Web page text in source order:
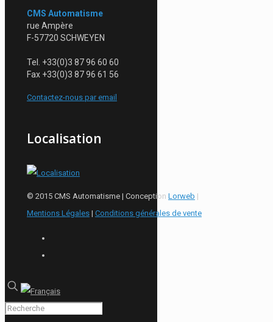
CMS Automatisme
rue Ampère
F-57720 SCHWEYEN
Tel. +33(0)3 87 96 60 60
Fax +33(0)3 87 96 61 56
Contactez-nous par email
Localisation
© 2015 CMS Automatisme | Conception Lorweb |
Mentions Légales| Conditions générales de vente